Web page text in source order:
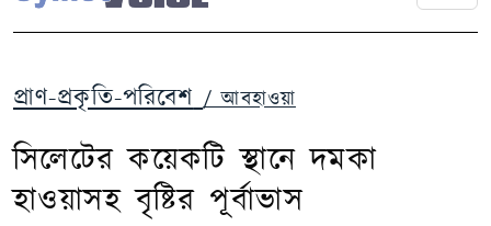
প্রাণ-প্রকৃতি-পরিবেশ / আবহাওয়া
সিলেটের কয়েকটি স্থানে দমকা
হাওয়াসহ বৃষ্টির পূর্বাভাস